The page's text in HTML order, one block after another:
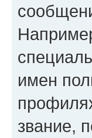
имен
звание,